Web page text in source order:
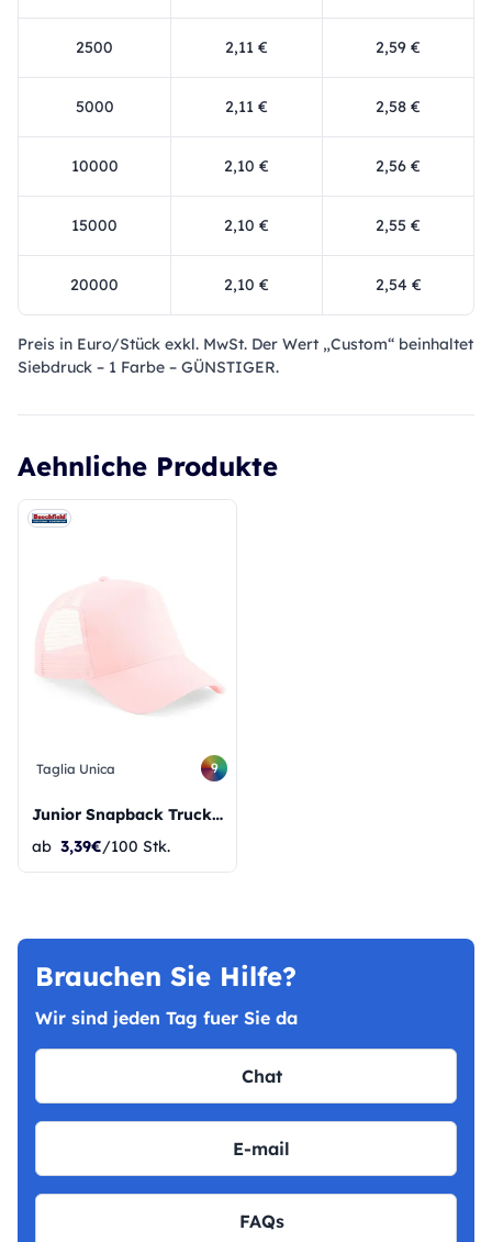
2500 2,11 € 2,59 €
5000 2,11 € 2,58 €
10000 2,10 € 2,56 €
15000 2,10 € 2,55 €
20000 2,10 € 2,54 €
Preis in Euro/Stück exkl. MwSt. Der Wert „Custom“ beinhaltet
Siebdruck – 1 Farbe – GÜNSTIGER.
Aehnliche Produkte
Taglia Unica 9
Junior Snapback Trucker
ab 3,39€/100 Stk.
Brauchen Sie Hilfe?
Wir sind jeden Tag fuer Sie da
Chat
E-mail
FAQs